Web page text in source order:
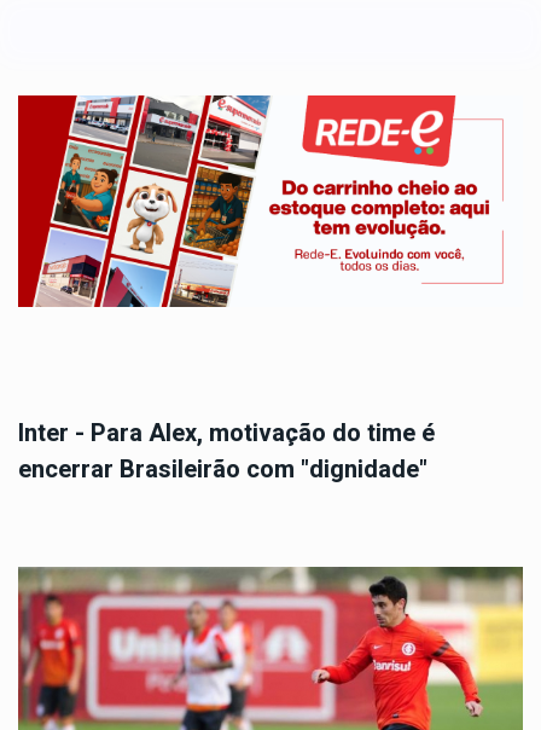
Inter - Para Alex, motivação do time é
encerrar Brasileirão com "dignidade"